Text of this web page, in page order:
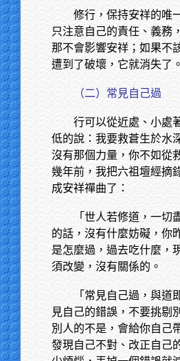
修行，保持安祥的唯
只注意自己的責任、義務
那不會影響安祥；如果不
遭到了破壞，它就消失了。
（二）常見自己過
行可以從近處、小處
低的說：我要救蒼生於水
沒有那個力量，你不如從
幾年前，我把六祖壇經摘
成安祥禪曲了：
「世人若修道，一切
的話，沒有什麼妨礙，你
是怎麼過，過去吃什麼，
須改變，沒有關係的。
「常見自己過，與道
見自己的錯誤，不要挑剔
別人的不是，會給你自己
發現自己不對、改正自己